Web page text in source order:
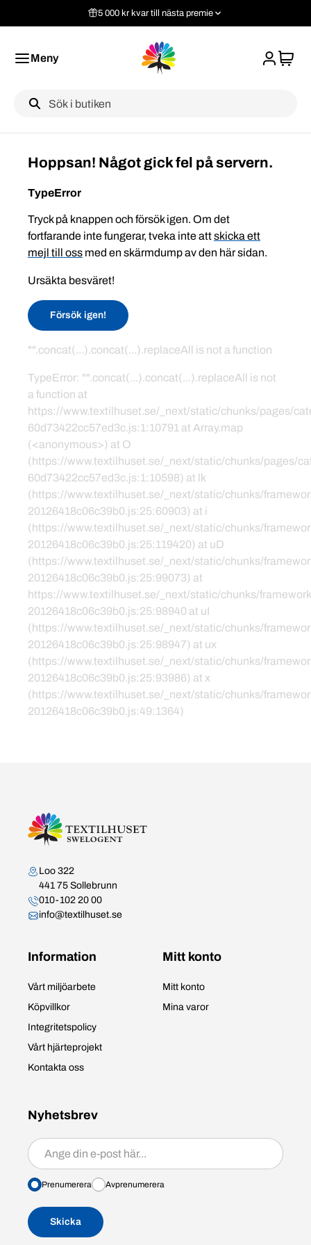
5 000 kr kvar till nästa premie
Meny
Label
Hoppsan! Något gick fel på servern.
TypeError
Tryck på knappen och försök igen. Om det
fortfarande inte fungerar, tveka inte attskicka ett
mejl till oss med en skärmdump av den här sidan.
Ursäkta besväret!
Försök igen!
"".concat(...).concat(...).replaceAll is not a function
TypeError: "".concat(...).concat(...).replaceAll is not
a function at
https://www.textilhuset.se/_next/static/chunks/pages/
60d73422cc57ed3c.js:1:10791 at Array.map
(<anonymous>) at O
(https://www.textilhuset.se/_next/static/chunks/pages/
60d73422cc57ed3c.js:1:10598) at lk
(https://www.textilhuset.se/_next/static/chunks/
20126418c06c39b0.js:25:60903) at i
(https://www.textilhuset.se/_next/static/chunks/
20126418c06c39b0.js:25:119420) at uD
(https://www.textilhuset.se/_next/static/chunks/
20126418c06c39b0.js:25:99073) at
https://www.textilhuset.se/_next/static/chunks/
20126418c06c39b0.js:25:98940 at uI
(https://www.textilhuset.se/_next/static/chunks/
20126418c06c39b0.js:25:98947) at ux
(https://www.textilhuset.se/_next/static/chunks/
20126418c06c39b0.js:25:93986) at x
(https://www.textilhuset.se/_next/static/chunks/
20126418c06c39b0.js:49:1364)
Kontakta oss
Loo 322
441 75 Sollebrunn
010-102 20 00
info@textilhuset.se
Information
Vårt miljöarbete
Köpvillkor
Integritetspolicy
Vårt hjärteprojekt
Kontakta oss
Mitt konto
Mitt konto
Mina varor
Nyhetsbrev
Prenumerera/avprenumerera
Prenumerera Avprenumerera
Skicka